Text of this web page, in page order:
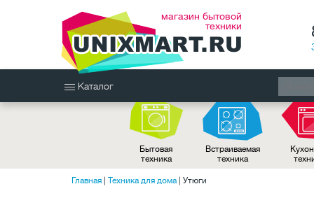
магазин бытовой
техники
Каталог
Бытовая
техника
Встраиваемая
техника
Главная Техника для дома| Утюги